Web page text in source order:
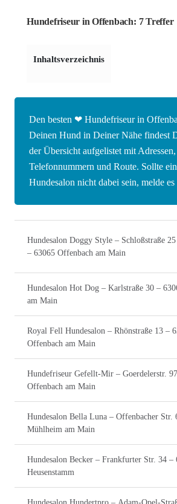
Hundefriseur in Offenbach: 7 Treffer
Inhaltsverzeichnis
Den besten ❤ Hundefriseur in
Deinen Hund in Deiner Nähe findest
der Übersicht aufgelistet mit Adressen,
Telefonnummern und Route. Sollte ein
Hundesalon nicht dabei sein, melde
Hundesalon Doggy Style – Schloßstraße 25
– 63065 Offenbach am Main
Hundesalon Hot Dog – Karlstraße 30 –
am Main
Royal Fell Hundesalon – Rhönstraße 13 –
Offenbach am Main
Hundefriseur Gefellt-Mir – Goerdelerstr.
Offenbach am Main
Hundesalon Bella Luna – Offenbacher Str.
Mühlheim am Main
Hundesalon Becker – Frankfurter Str. 34 –
Heusenstamm